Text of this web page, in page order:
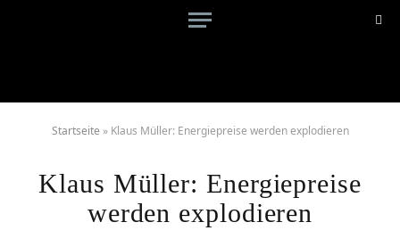
Startseite » Klaus Müller: Energiepreise werden explodieren
Klaus Müller: Energiepreise
werden explodieren